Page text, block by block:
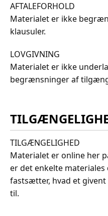
AFTALEFORHOLD
Materialet er ikke
klausuler.
LOVGIVNING
Materialet er ikke
begrænsninger af
TILGÆNGELIGHED
Materialet er online her
er det enkelte
fastsætter, hvad et
til.